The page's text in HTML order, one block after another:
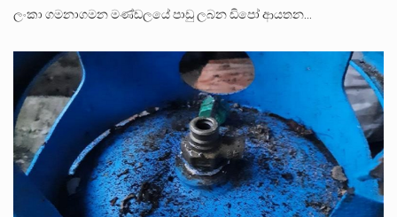
ලංකා ගමනාගමන මණ්ඩලයේ පාඩු ලබන ඩිපෝ ආයතන…